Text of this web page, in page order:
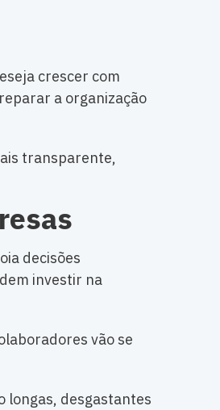
crescer com
a organização
transparente,
decisões
investir na
vão se
longas, desgastantes